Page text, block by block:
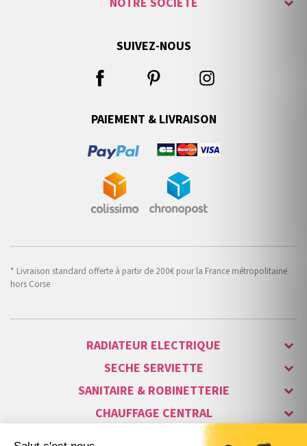
SUIVEZ-NOUS
PAIEMENT & LIVRAISON
* Livraison standard offerte à partir de 200€ pour la France métropolitaine
hors Corse
RADIATEUR ELECTRIQUE
SECHE SERVIETTE
SANITAIRE & ROBINETTERIE
CHAUFFAGE CENTRAL
ALARME & SÉCURITÉ